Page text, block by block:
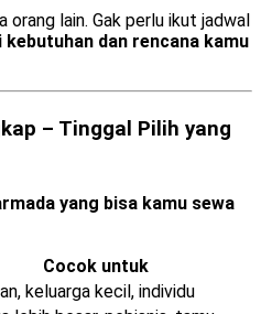
orang lain. Gak perlu ikut jadwal
kebutuhan dan rencana kamu
– Tinggal Pilih yang
yang bisa kamu sewa
Cocok untuk
keluarga kecil, individu